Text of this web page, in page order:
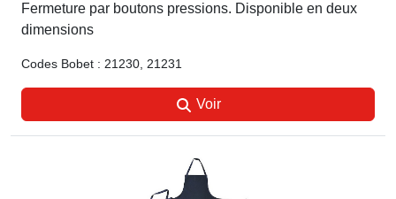
Fermeture par boutons pressions. Disponible en deux
dimensions
Codes Bobet : 21230, 21231
Voir